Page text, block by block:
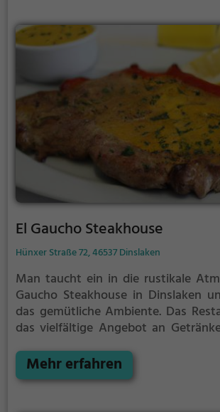
stets verwöhnt.
El Gaucho Steakhouse
Hünxer Straße 72, 46537 Dinslaken
Man taucht ein in die rustikale
Gaucho Steakhouse in Dinslaken
das gemütliche Ambiente. Das
das vielfältige Angebot an
Grill, frische Salate und auch
gesunden Gerichten. Die rustikale
Mehr erfahren